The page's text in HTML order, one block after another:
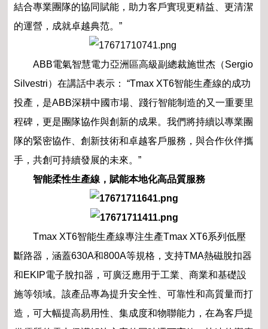
結合專業團隊的協同賦能，助力客戶實現更精益、更清潔
的運營，成就卓越典范。”
ABB電氣智慧電力亞洲區高級副總裁施世杰（Sergio
Silvestri）在講話中表示： “Tmax XT6智能生產線的成功
投產，是ABB深耕中國市場、踐行智能制造的又一重要里
程碑，更是團隊協作與創新的成果。我們將持續以專業團
隊的緊密協作、創新技術和卓越客戶服務，與合作伙伴攜
手，共創可持續發展的未來。”
智能柔性生產線，賦能本地化高品質服務
Tmax XT6智能生產線專注生產Tmax XT6系列低壓
斷路器，涵蓋630A和800A等規格，支持TMA熱磁脫扣器
和EKIP電子脫扣器，可廣泛應用于工業、商業和基礎設
施等領域。該產品專為提升安全性、可靠性和高質量而打
造，可大幅提高易用性、集成度和物聯能力，在為客戶提